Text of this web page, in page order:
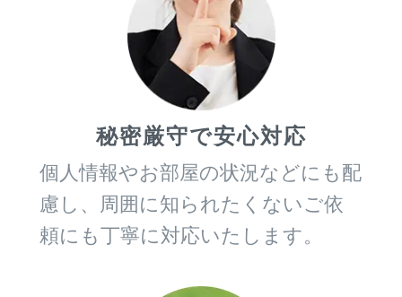
秘密厳守で安心対応
個人情報やお部屋の状況などにも配
慮し、周囲に知られたくないご依
頼にも丁寧に対応いたします。